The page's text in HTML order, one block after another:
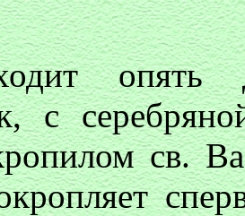
опять
с
св.